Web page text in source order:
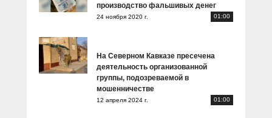
производство фальшивых денег
24 ноября 2020 г. 01:00
На Северном Кавказе пресечена
деятельность организованной
группы, подозреваемой в
мошенничестве
12 апреля 2024 г. 01:00